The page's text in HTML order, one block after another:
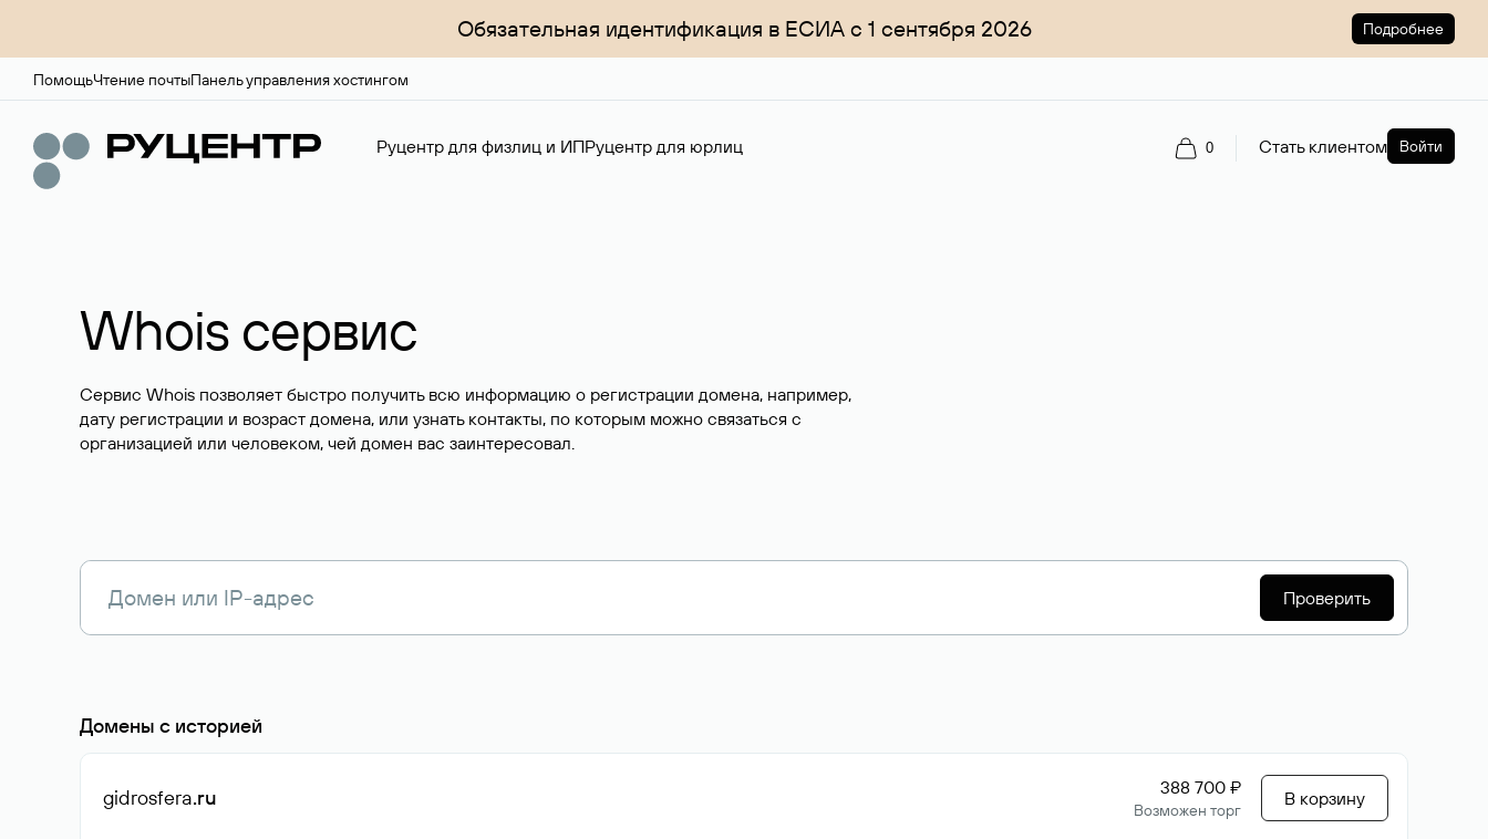
Обязательная идентификация в ЕСИА с 1 сентября 2026 Подробнее
ПомощьЧтение почтыПанель управления хостингом
Руцентр для физлиц и ИПРуцентр для юрлиц 0 Стать клиентом Войти
Whois сервис
Сервис Whois позволяет быстро получить всю информацию о регистрации домена, например,
дату регистрации и возраст домена, или узнать контакты, по которым можно связаться с
организацией или человеком, чей домен вас заинтересовал.
Проверить
Домены с историей
gidrosfera.ru 388 700 ₽
Возможен торг
В корзину